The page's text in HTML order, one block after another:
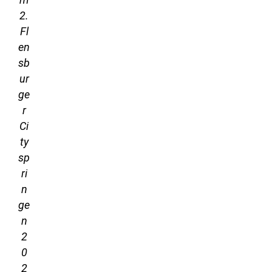
2.
Fl
en
sb
ur
ge
r
Ci
ty
sp
ri
n
ge
n
2
0
2